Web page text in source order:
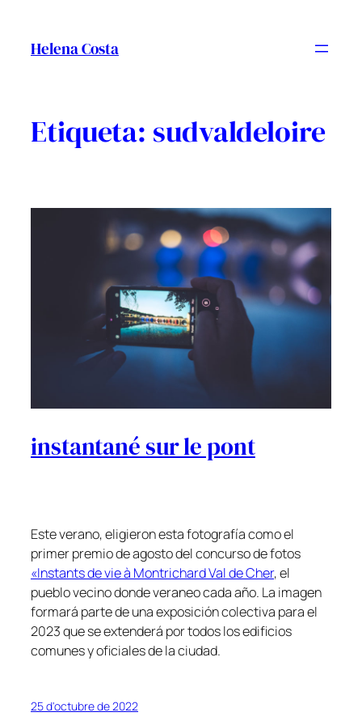
contingut
Helena Costa
Etiqueta: sudvaldeloire
instantané sur le pont
Este verano, eligieron esta fotografía como el
primer premio de agosto del concurso de fotos
«Instants de vie à Montrichard Val de Cher, el
pueblo vecino donde veraneo cada año. La imagen
formará parte de una exposición colectiva para el
2023 que se extenderá por todos los edificios
comunes y oficiales de la ciudad.
25 d'octubre de 2022